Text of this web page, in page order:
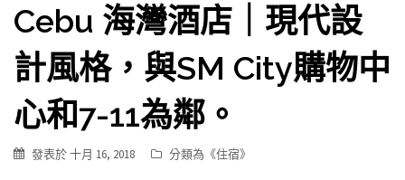
Cebu 海灣酒店｜現代設
計風格，與SM City購物中
心和7-11為鄰。
發表於十月 16, 2018 分類為《住宿》